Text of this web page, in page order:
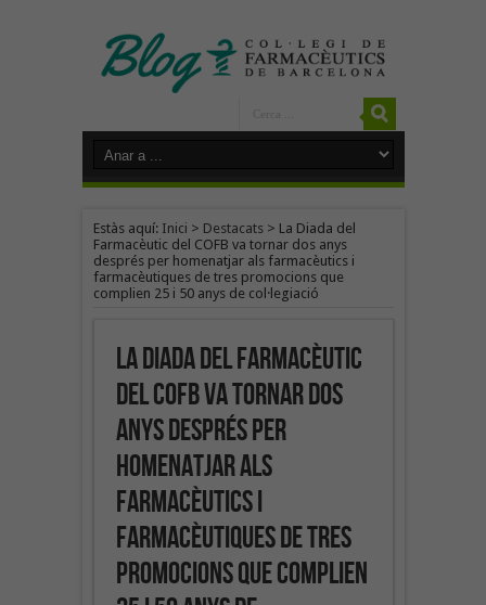
Estàs aquí: Inici > Destacats> La Diada del
Farmacèutic del COFB va tornar dos anys
després per homenatjar als farmacèutics i
farmacèutiques de tres promocions que
complien 25 i 50 anys de col·legiació
La Diada del Farmacèutic
del COFB va tornar dos
anys després per
homenatjar als
farmacèutics i
farmacèutiques de tres
promocions que complien